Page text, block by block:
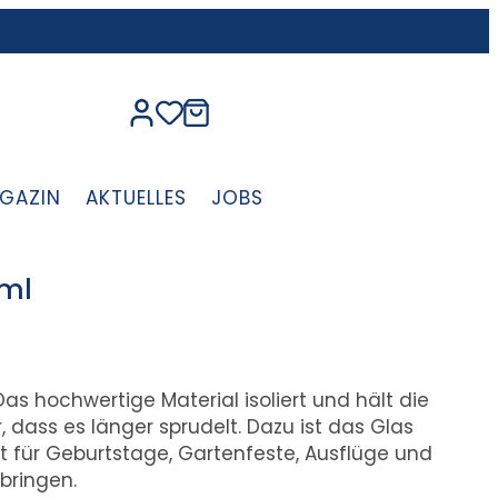
AKTUELLES JOBS
hochwertige Material isoliert und hält die
es länger sprudelt. Dazu ist das Glas
Geburtstage, Gartenfeste, Ausflüge und